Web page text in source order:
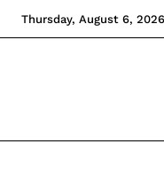
Thursday, August 6, 2026